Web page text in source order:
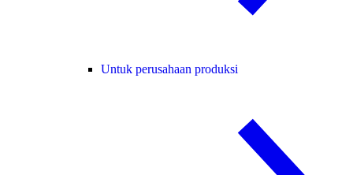
Untuk perusahaan produksi